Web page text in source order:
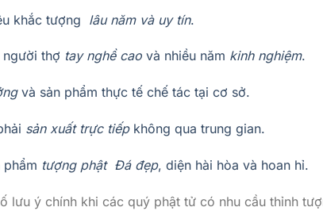
khắc tượng lâu năm và uy tín.
thợ tay nghề cao và nhiều năm kinh nghiệm.
và sản phẩm thực tế chế tác tại cơ sở.
sản xuất trực tiếpkhông qua trung gian.
phẩm tượng phật Đá đẹp, diện hài hòa và hoan hỉ.
lưu ý chính khi các quý phật tử có nhu cầu thỉnh